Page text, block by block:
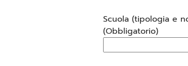
Scuola (tipologia e
(Obbligatorio)